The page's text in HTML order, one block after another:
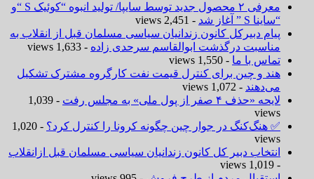
معرفی ۲ محصول جدید توسط سایپا/ تولید انبوه “کوئیک S “و
“ساینا S ” آغاز شد
- 2,451 views
پیام دبیرکل کانون زندانیان سیاسی مسلمان قبل از انقلاب به
مناسبت درگذشت ابوالقاسم سرحدی زاده - 1,633 views
تماس با ما - 1,550 views
هند و چین برای کنترل قیمت نفت کارگروه مشترک تشکیل
می‌دهند - 1,072 views
لایحه «حذف ۴ صفر از پول ملی» به مجلس رفت
- 1,039
views
✅ هنگ‌کنگ در جوار چین چگونه کرونا را کنترل کرد؟
- 1,020
views
انتخاب دبیر کل کانون زندانیان سیاسی مسلمان قبل ازانقلاب
- 1,019 views